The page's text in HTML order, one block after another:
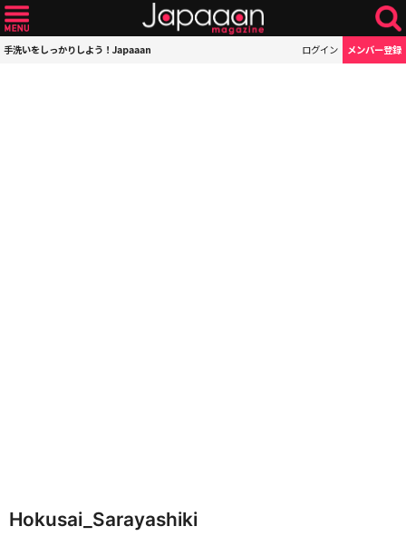
手洗いをしっかりしよう！Japaaan ログイン メンバー登録
Hokusai_Sarayashiki